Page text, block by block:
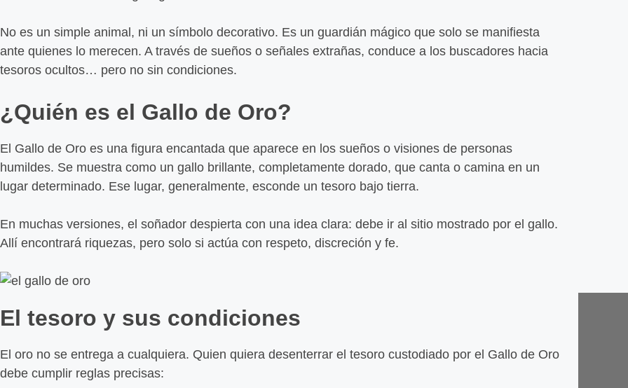
No es un simple animal, ni un símbolo decorativo. Es un guardián mágico que solo se manifiesta
ante quienes lo merecen. A través de sueños o señales extrañas, conduce a los buscadores hacia
tesoros ocultos… pero no sin condiciones.
¿Quién es el Gallo de Oro?
El Gallo de Oro es una figura encantada que aparece en los sueños o visiones de personas
humildes. Se muestra como un gallo brillante, completamente dorado, que canta o camina en un
lugar determinado. Ese lugar, generalmente, esconde un tesoro bajo tierra.
En muchas versiones, el soñador despierta con una idea clara: debe ir al sitio mostrado por el gallo.
Allí encontrará riquezas, pero solo si actúa con respeto, discreción y fe.
El tesoro y sus condiciones
El oro no se entrega a cualquiera. Quien quiera desenterrar el tesoro custodiado por el Gallo de Oro
debe cumplir reglas precisas: